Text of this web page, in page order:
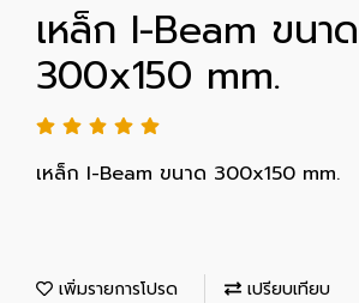
เหล็ก I-Beam ขนาด
300x150 mm.
เหล็ก I-Beam ขนาด 300x150 mm.
เพิ่มรายการโปรด เปรียบเทียบ